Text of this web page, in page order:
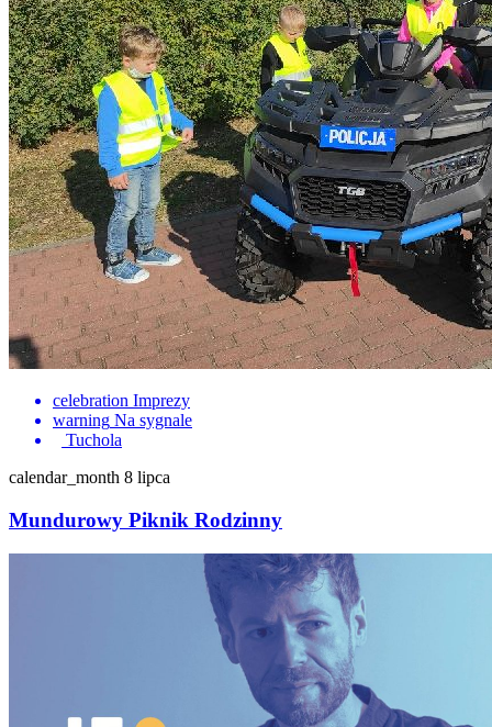
celebration Imprezy
warning Na sygnale
Tuchola
calendar_month 8 lipca
Mundurowy Piknik Rodzinny